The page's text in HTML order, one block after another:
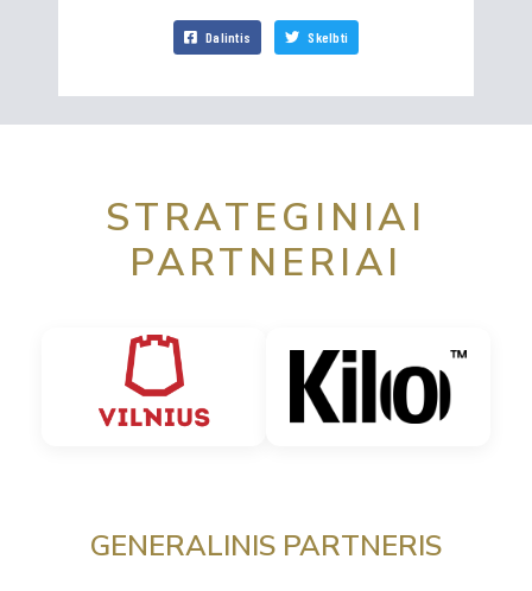
Dalintis Skelbti
STRATEGINIAI
PARTNERIAI
GENERALINIS PARTNERIS